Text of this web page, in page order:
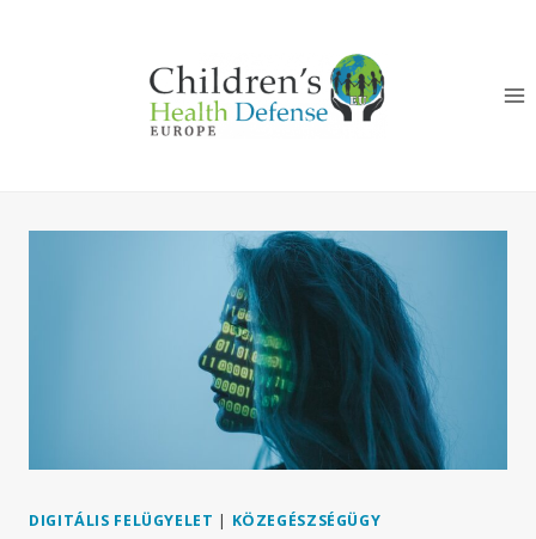
DIGITÁLIS FELÜGYELET | KÖZEGÉSZSÉGÜGY